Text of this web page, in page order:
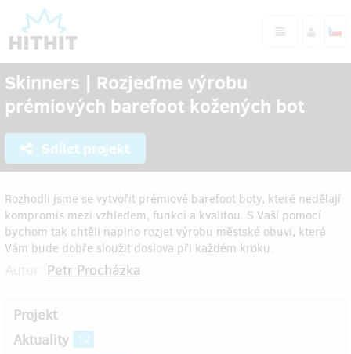
Skinners | Rozjeďme výrobu
prémiových barefoot kožených bot
Sdílet projekt
Rozhodli jsme se vytvořit prémiové barefoot boty, které nedělají
kompromis mezi vzhledem, funkcí a kvalitou. S Vaší pomocí
bychom tak chtěli naplno rozjet výrobu městské obuvi, která
Vám bude dobře sloužit doslova při každém kroku.
Petr Procházka
Projekt
Aktuality
12